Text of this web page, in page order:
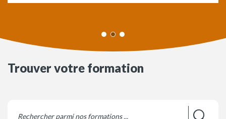
Trouver votre formation